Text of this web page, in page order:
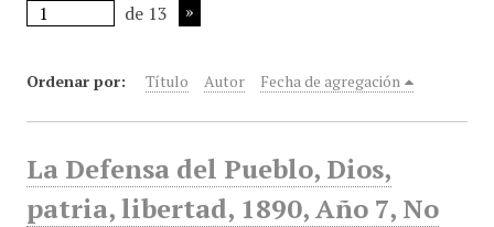
de 13
Ordenar por: Título Autor Fecha de agregación
La Defensa del Pueblo, Dios,
patria, libertad, 1890, Año 7, No